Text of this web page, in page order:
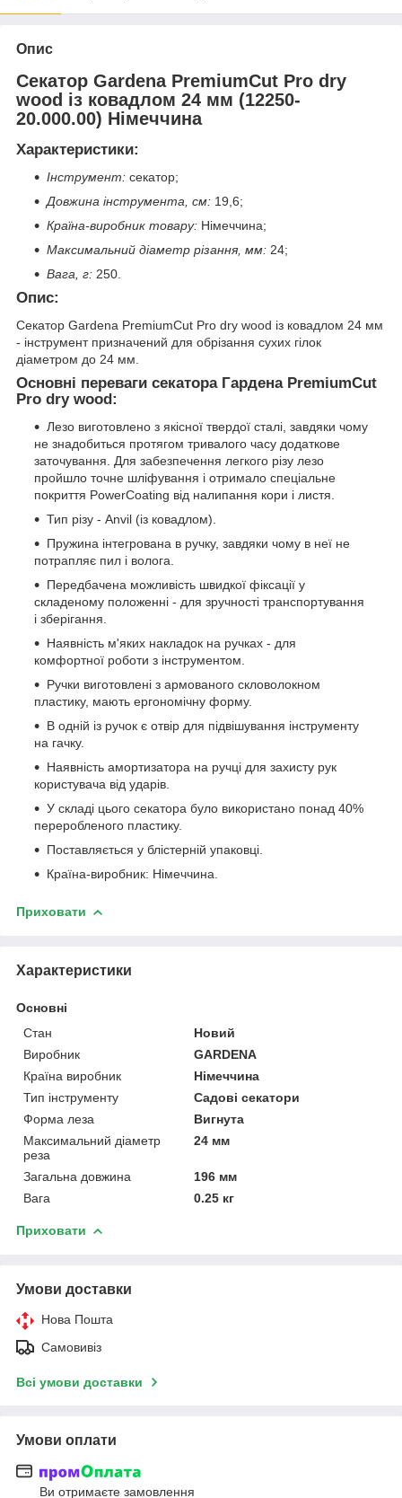
Опис
Секатор Gardena PremiumCut Pro dry
wood із ковадлом 24 мм (12250-
20.000.00) Німеччина
Характеристики:
Інструмент: секатор;
Довжина інструмента, см: 19,6;
Країна-виробник товару: Німеччина;
Максимальний діаметр різання, мм: 24;
Вага, г: 250.
Опис:
Секатор Gardena PremiumCut Pro dry wood із ковадлом 24 мм
- інструмент призначений для обрізання сухих гілок
діаметром до 24 мм.
Основні переваги секатора Гардена PremiumCut
Pro dry wood:
Лезо виготовлено з якісної твердої сталі, завдяки чому
не знадобиться протягом тривалого часу додаткове
заточування. Для забезпечення легкого різу лезо
пройшло точне шліфування і отримало спеціальне
покриття PowerCoating від налипання кори і листя.
Тип різу - Anvil (із ковадлом).
Пружина інтегрована в ручку, завдяки чому в неї не
потрапляє пил і волога.
Передбачена можливість швидкої фіксації у
складеному положенні - для зручності транспортування
і зберігання.
Наявність м'яких накладок на ручках - для
комфортної роботи з інструментом.
Ручки виготовлені з армованого скловолокном
пластику, мають ергономічну форму.
В одній із ручок є отвір для підвішування інструменту
на гачку.
Наявність амортизатора на ручці для захисту рук
користувача від ударів.
У складі цього секатора було використано понад 40%
переробленого пластику.
Поставляється у блістерній упаковці.
Країна-виробник: Німеччина.
Приховати
Характеристики
Основні
Стан
Новий
Виробник
GARDENA
Країна виробник
Німеччина
Тип інструменту
Садові секатори
Форма леза
Вигнута
Максимальний діаметр
реза
24 мм
Загальна довжина
196 мм
Вага
0.25 кг
Приховати
Умови доставки
Нова Пошта
Самовивіз
Всі умови доставки
Умови оплати
Ви отримаєте замовлення